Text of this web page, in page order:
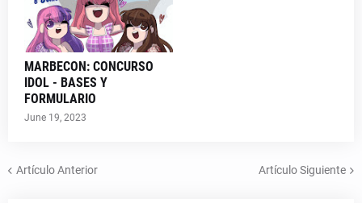
MARBECON: CONCURSO
IDOL - BASES Y
FORMULARIO
June 19, 2023
Artículo Anterior Artículo Siguiente